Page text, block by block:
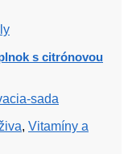
s citrónovou
, Vitamíny a